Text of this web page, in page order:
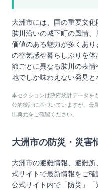
大洲市には、国の重要文化
肱川沿いの城下町の風情
価値のある魅力が多くあ
の空気感や暮らしぶりを
節ごとに異なる肱川の表
地でしか味わえない発見と
本セクションは政府統計データを
公的統計に基づいていますが、最
出典元をご確認ください。
大洲市の防災・災害
大洲市の避難情報、避難所
式サイトで最新情報をご確
公式サイト内で「防災」